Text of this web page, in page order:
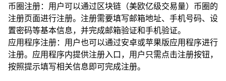
币圈注册：用户可以通过区块链（美欧亿级交易量）币圈的
注册页面进行注册。注册需要填写邮箱地址、手机号码、设
置密码等基本信息，并完成邮箱验证和手机验证。
应用程序注册：用户也可以通过安卓或苹果版应用程序进行
注册。应用程序内提供注册入口，用户只需点击注册按钮，
按照提示填写相关信息即可完成注册。